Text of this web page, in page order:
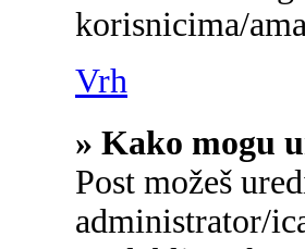
korisnicima/
Vrh
» Kako mogu
Post možeš
administrator/